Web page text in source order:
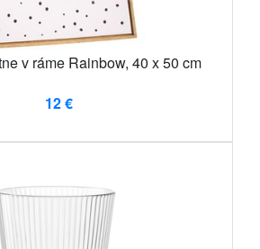
v ráme Rainbow, 40 x 50 cm
12 €